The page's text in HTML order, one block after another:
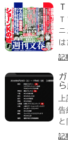
ニ
記
告
と
記